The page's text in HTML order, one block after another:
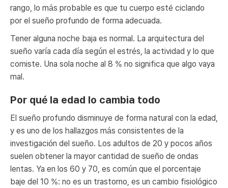
rango, lo más probable es que tu cuerpo esté ciclando
por el sueño profundo de forma adecuada.
Tener alguna noche baja es normal. La arquitectura del
sueño varía cada día según el estrés, la actividad y lo que
comiste. Una sola noche al 8 % no significa que algo vaya
mal.
Por qué la edad lo cambia todo
El sueño profundo disminuye de forma natural con la edad,
y es uno de los hallazgos más consistentes de la
investigación del sueño. Los adultos de 20 y pocos años
suelen obtener la mayor cantidad de sueño de ondas
lentas. Ya en los 60 y 70, es común que el porcentaje
baje del 10 %: no es un trastorno, es un cambio fisiológico